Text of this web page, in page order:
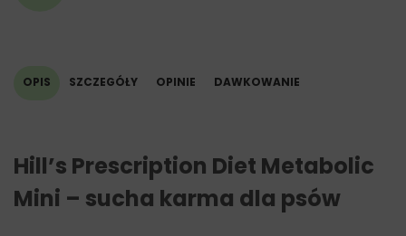
OPIS SZCZEGÓŁY OPINIE DAWKOWANIE
Hill’s Prescription Diet Metabolic
Mini – sucha karma dla psów